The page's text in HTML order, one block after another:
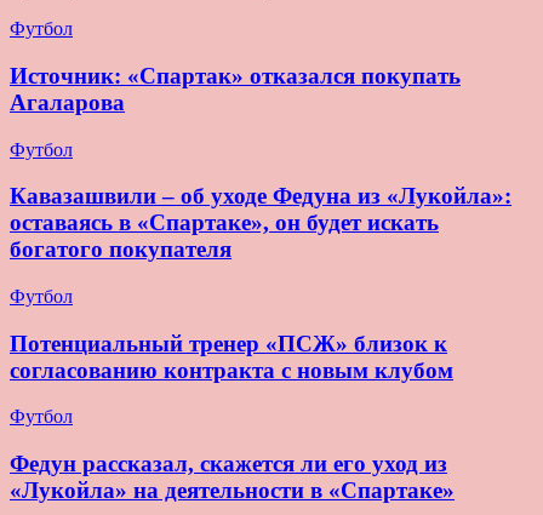
Футбол
Источник: «Спартак» отказался покупать
Агаларова
Футбол
Кавазашвили – об уходе Федуна из «Лукойла»:
оставаясь в «Спартаке», он будет искать
богатого покупателя
Футбол
Потенциальный тренер «ПСЖ» близок к
согласованию контракта с новым клубом
Футбол
Федун рассказал, скажется ли его уход из
«Лукойла» на деятельности в «Спартаке»